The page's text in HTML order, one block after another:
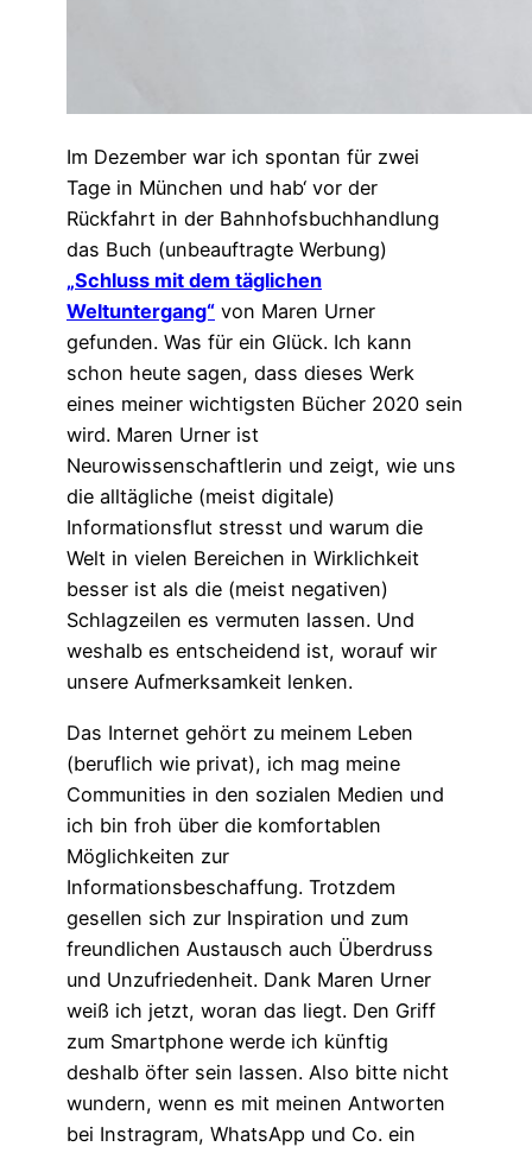
Im Dezember war ich spontan für zwei
Tage in München und hab‘ vor der
Rückfahrt in der Bahnhofsbuchhandlung
das Buch (unbeauftragte Werbung)
„Schluss mit dem täglichen
Weltuntergang“ von Maren Urner
gefunden. Was für ein Glück. Ich kann
schon heute sagen, dass dieses Werk
eines meiner wichtigsten Bücher 2020 sein
wird. Maren Urner ist
Neurowissenschaftlerin und zeigt, wie uns
die alltägliche (meist digitale)
Informationsflut stresst und warum die
Welt in vielen Bereichen in Wirklichkeit
besser ist als die (meist negativen)
Schlagzeilen es vermuten lassen. Und
weshalb es entscheidend ist, worauf wir
unsere Aufmerksamkeit lenken.
Das Internet gehört zu meinem Leben
(beruflich wie privat), ich mag meine
Communities in den sozialen Medien und
ich bin froh über die komfortablen
Möglichkeiten zur
Informationsbeschaffung. Trotzdem
gesellen sich zur Inspiration und zum
freundlichen Austausch auch Überdruss
und Unzufriedenheit. Dank Maren Urner
weiß ich jetzt, woran das liegt. Den Griff
zum Smartphone werde ich künftig
deshalb öfter sein lassen. Also bitte nicht
wundern, wenn es mit meinen Antworten
bei Instragram, WhatsApp und Co. ein